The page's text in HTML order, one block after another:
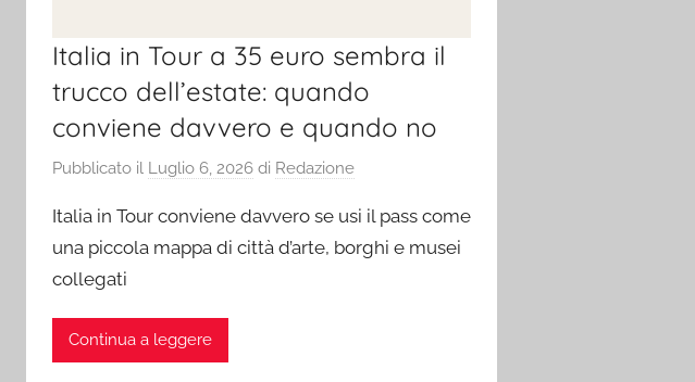
Italia in Tour a 35 euro sembra il
trucco dell’estate: quando
conviene davvero e quando no
Pubblicato il Luglio 6, 2026 di Redazione
Italia in Tour conviene davvero se usi il pass come
una piccola mappa di città d’arte, borghi e musei
collegati
Continua a leggere